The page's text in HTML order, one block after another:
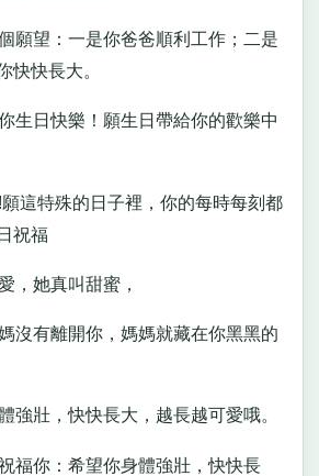
望：一是你爸爸順利工作；二是
快快長大。
日快樂！願生日帶給你的歡樂中
特殊的日子裡，你的每時每刻都
祝福
她真叫甜蜜，
有離開你，媽媽就藏在你黑黑的
壯，快快長大，越長越可愛哦。
你：希望你身體強壯，快快長